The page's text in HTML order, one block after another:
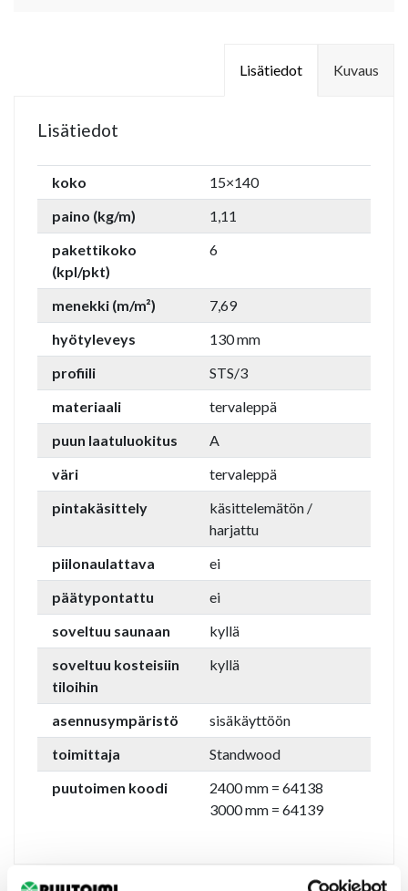
Kuvaus
Lisätiedot
Lisätiedot
koko
15×140
paino (kg/m)
1,11
pakettikoko
(kpl/pkt)
6
menekki (m/m²)
7,69
hyötyleveys
130 mm
profiili
STS/3
materiaali
tervaleppä
puun laatuluokitus
A
väri
tervaleppä
pintakäsittely
käsittelemätön /
harjattu
piilonaulattava
ei
päätypontattu
ei
soveltuu saunaan
kyllä
soveltuu kosteisiin
tiloihin
kyllä
asennusympäristö
sisäkäyttöön
toimittaja
Standwood
puutoimen koodi
2400 mm = 64138
3000 mm = 64139